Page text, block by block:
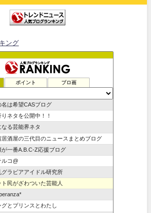
ング
ポイント ブロ画
名は希望CASブログ
りネタを公開中！！
なる芸能界ネタ
居酒屋の三代目のニュースまとめブログ
が一番A.B.C-Z応援ブログ
ルコ@
グラビアアイドル研究所
ト民がざわついた芸能人
グとプリンスとわたし